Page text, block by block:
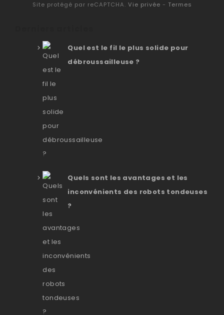
Site protégé par reCAPTCHA. Vie privée - Termes
Quel est le fil le plus solide pour
débroussailleuse ?
Quels sont les avantages et les
inconvénients des robots tondeuses
?